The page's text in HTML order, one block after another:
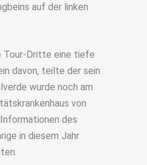
auf der linken
Tour-Dritte eine tiefe
davon, teilte der sein
wurde noch am
von
des
in diesem Jahr